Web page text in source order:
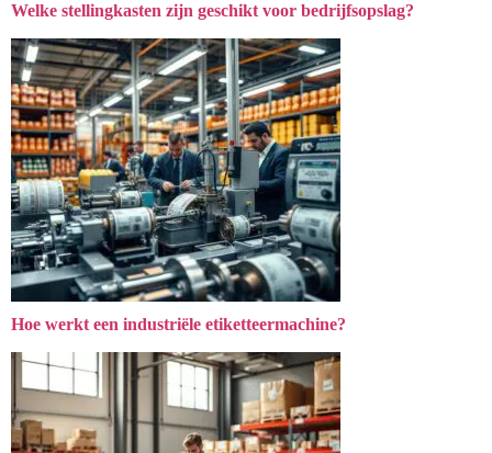
Welke stellingkasten zijn geschikt voor bedrijfsopslag?
Hoe werkt een industriële etiketteermachine?